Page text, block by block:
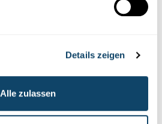
Details zeigen
Alle zulassen
DER WISSENSCHAFT IN DER
Junge Menschen für die